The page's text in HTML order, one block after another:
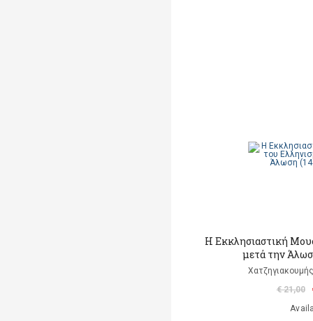
Η Εκκλησιαστική
μετά την
€ 21,00